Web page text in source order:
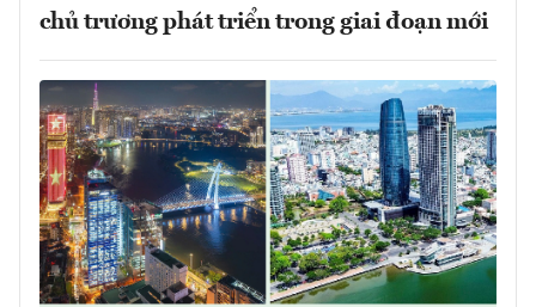
chủ trương phát triển trong giai đoạn mới